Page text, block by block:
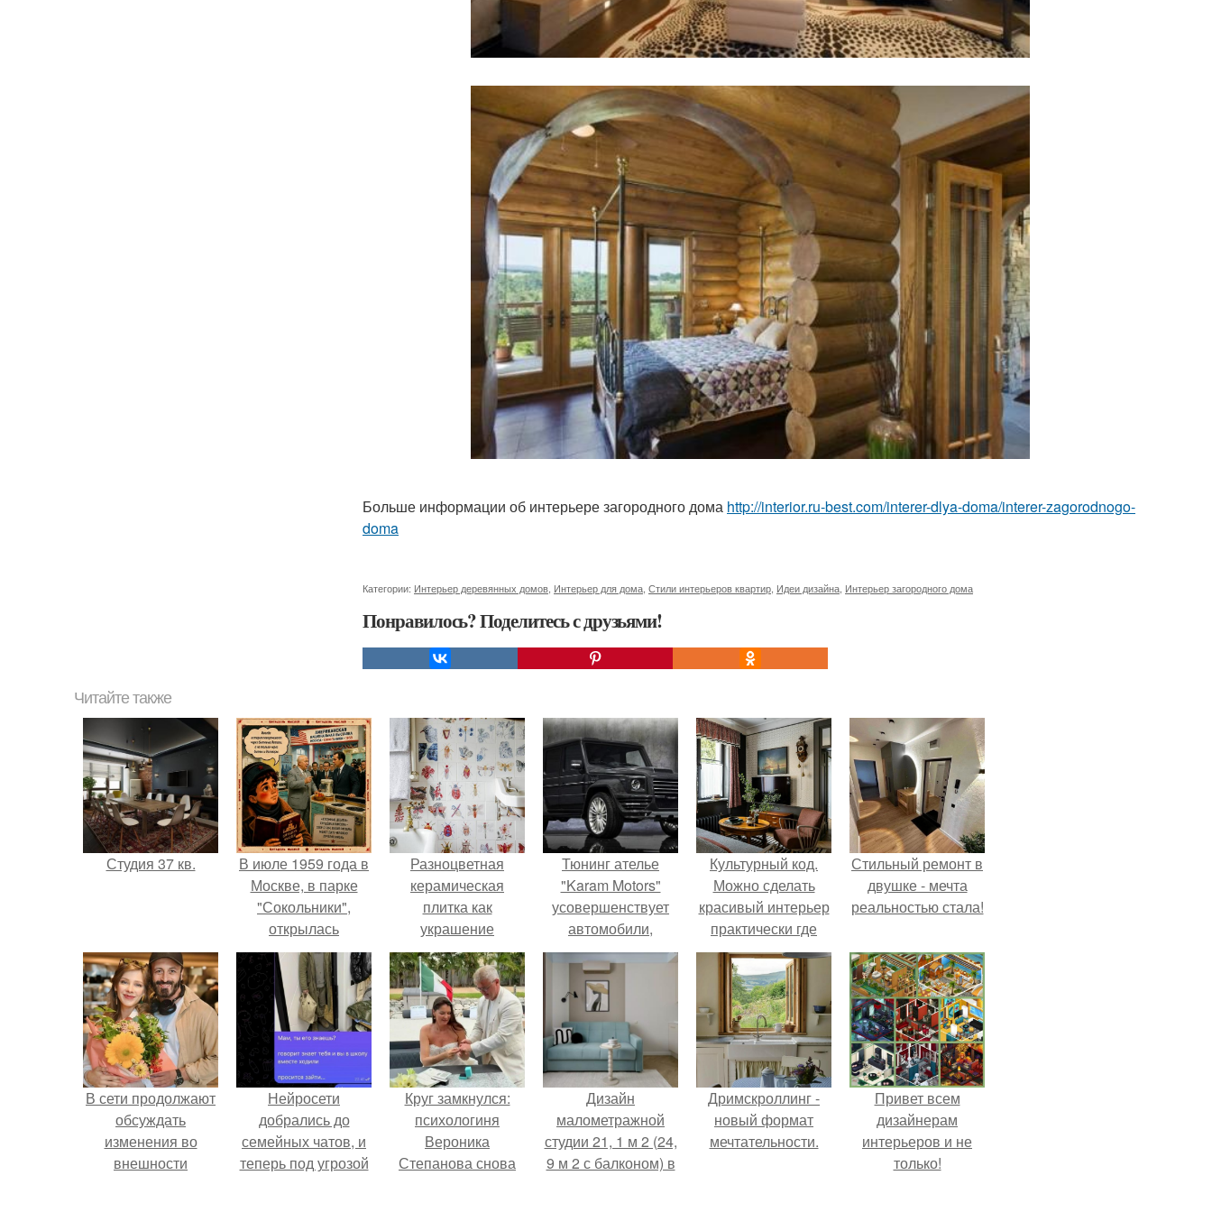
Больше информации об интерьере загородного дома http://interior.ru-best.com/interer-dlya-doma/interer-zagorodnogo-
doma
Категории: Интерьер деревянных домов Интерьер для дома Стили интерьеров квартир Идеи дизайна Интерьер загородного дома
Понравилось? Поделитесь с друзьями!
Читайте также
Студия 37 кв.
В июле 1959 года в
Москве, в парке
"Сокольники",
открылась
американская
национальная
выставка.
Разноцветная
керамическая
плитка как
украшение
интерьера.
Тюнинг ателье
"Karam Motors"
усовершенствует
автомобили,
мотоциклы, яхты и
другую технику.
Культурный код.
Можно сделать
красивый интерьер
практически где
угодно.
Стильный ремонт в
двушке - мечта
реальностью стала!
В сети продолжают
обсуждать
изменения во
внешности
Нейросети
добрались до
семейных чатов, и
теперь под угрозой
Круг замкнулся:
психологиня
Вероника
Степанова снова
Дизайн
малометражной
студии 21, 1 м 2 (24,
9 м 2 с балконом) в
Дримскроллинг -
новый формат
мечтательности.
Привет всем
дизайнерам
интерьеров и не
только!